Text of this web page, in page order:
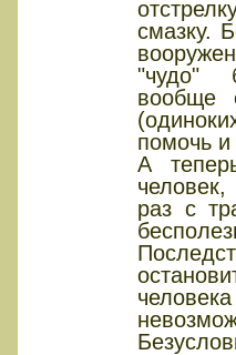
смазку.
"чудо"
вообще
помочь и
А
человек,
раз с